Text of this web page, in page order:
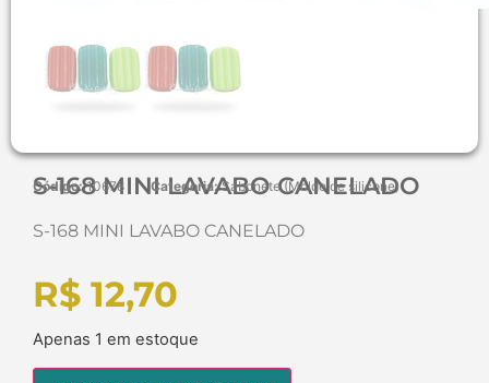
S-168 MINI LAVABO CANELADO
Código:10678 Categoria: Sabonete (Molde de silicone)
S-168 MINI LAVABO CANELADO
R$ 12,70
Apenas 1 em estoque